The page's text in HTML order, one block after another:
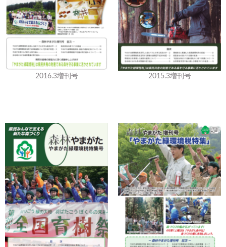
2016.3増刊号 2015.3増刊号